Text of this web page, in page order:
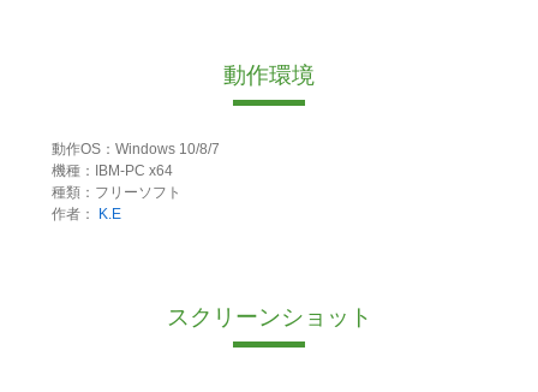
動作環境
動作OS：Windows 10/8/7
機種：IBM-PC x64
種類：フリーソフト
作者：
K.E
スクリーンショット